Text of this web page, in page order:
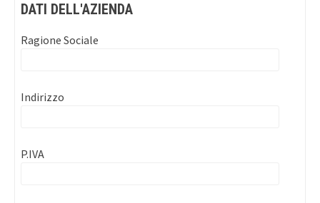
DATI DELL'AZIENDA
Ragione Sociale
Indirizzo
P.IVA